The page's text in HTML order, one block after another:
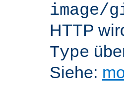
image/
HTTP
Type
Siehe: